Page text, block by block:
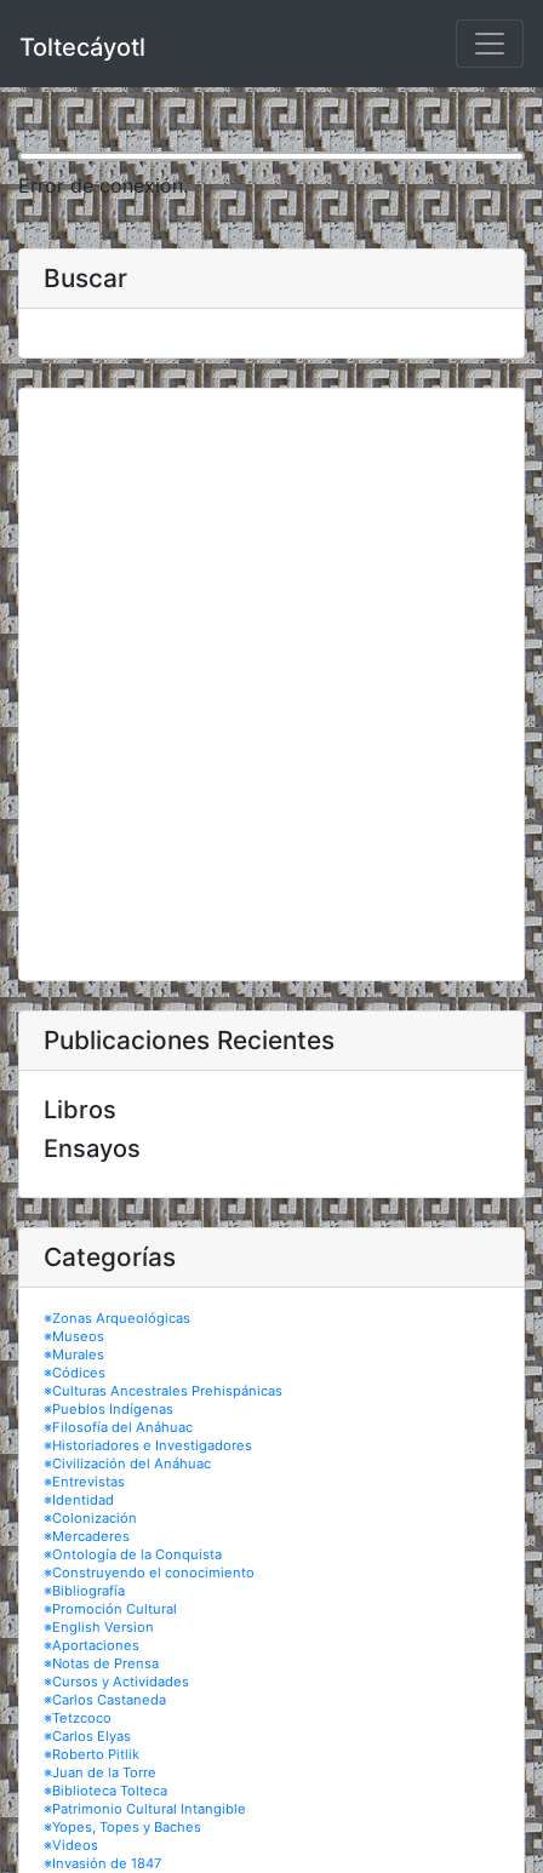
Toltecáyotl
Error de conexión.
Buscar
Publicaciones Recientes
Libros
Ensayos
Categorías
※Zonas Arqueológicas
※Museos
※Murales
※Códices
※Culturas Ancestrales Prehispánicas
※Pueblos Indígenas
※Filosofía del Anáhuac
※Historiadores e Investigadores
※Civilización del Anáhuac
※Entrevistas
※Identidad
※Colonización
※Mercaderes
※Ontología de la Conquista
※Construyendo el conocimiento
※Bibliografía
※Promoción Cultural
※English Version
※Aportaciones
※Notas de Prensa
※Cursos y Actividades
※Carlos Castaneda
※Tetzcoco
※Carlos Elyas
※Roberto Pitlik
※Juan de la Torre
※Biblioteca Tolteca
※Patrimonio Cultural Intangible
※Yopes, Topes y Baches
※Videos
※Invasión de 1847